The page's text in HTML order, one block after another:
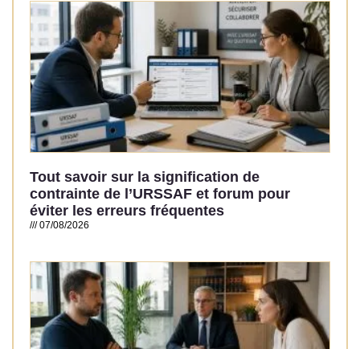
Tout savoir sur la signification de
contrainte de l’URSSAF et forum pour
éviter les erreurs fréquentes
07/08/2026